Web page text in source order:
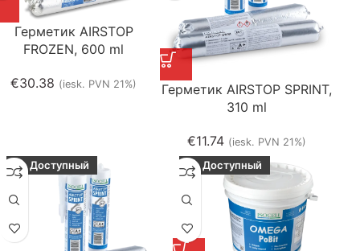
Герметик AIRSTOP
FROZEN, 600 ml
€30.38 (iesk. PVN 21%)
Герметик AIRSTOP SPRINT,
310 ml
€11.74 (iesk. PVN 21%)
Доступный Доступный